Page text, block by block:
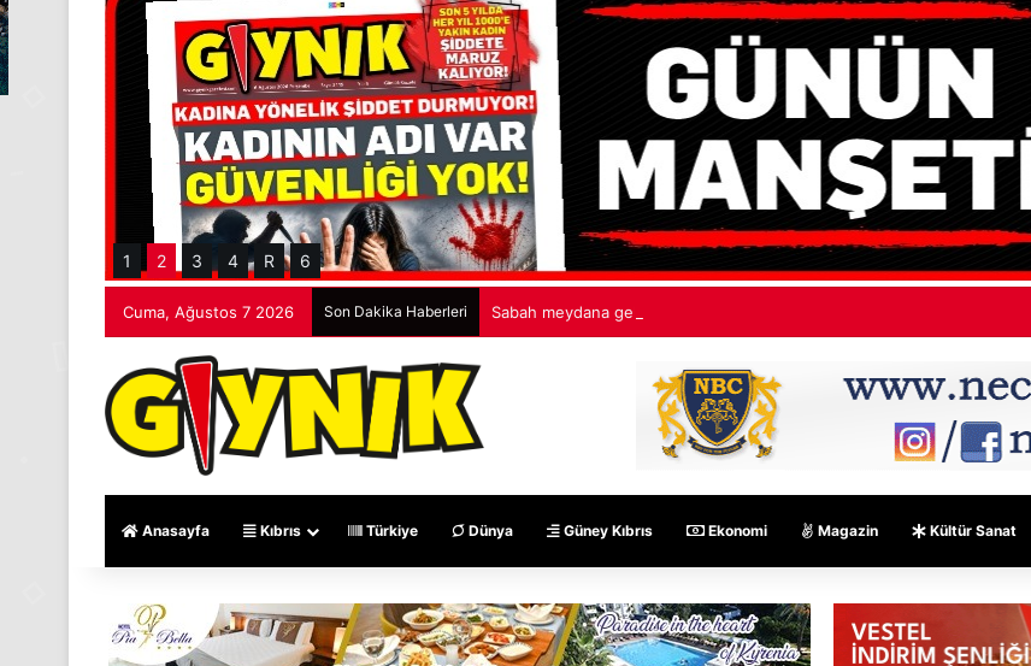
1 2 3 4 R 6
Cuma, Ağustos 7 2026 Son Dakika Haberleri Sabah meydana gelen kazada yaşamını yitirenin 85 yaşındaki Turan Obalı
Anasayfa Kıbrıs Türkiye Dünya Güney Kıbrıs Ekonomi Magazin Kültür Sanat